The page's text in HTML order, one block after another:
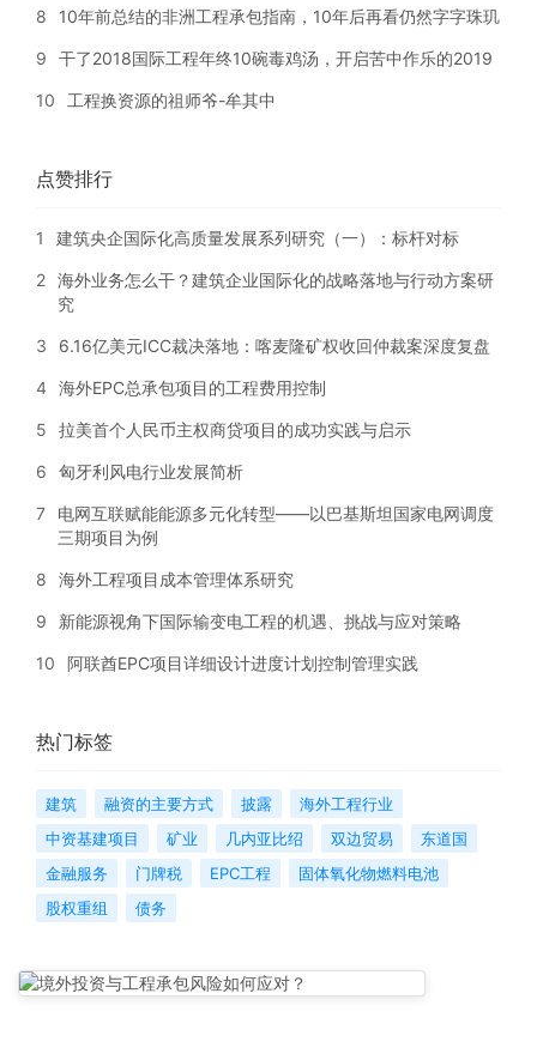
8 10年前总结的非洲工程承包指南，10年后再看仍然字字珠玑
9 干了2018国际工程年终10碗毒鸡汤，开启苦中作乐的2019
10 工程换资源的祖师爷-牟其中
点赞排行
1 建筑央企国际化高质量发展系列研究（一）：标杆对标
2 海外业务怎么干？建筑企业国际化的战略落地与行动方案研
究
3 6.16亿美元ICC裁决落地：喀麦隆矿权收回仲裁案深度复盘
4 海外EPC总承包项目的工程费用控制
5 拉美首个人民币主权商贷项目的成功实践与启示
6 匈牙利风电行业发展简析
7
电网互联赋能能源多元化转型——以巴基斯坦国家电网调度
三期项目为例
8 海外工程项目成本管理体系研究
9 新能源视角下国际输变电工程的机遇、挑战与应对策略
10 阿联酋EPC项目详细设计进度计划控制管理实践
热门标签
建筑 融资的主要方式 披露
海外工程行业
中资基建项目
矿业 几内亚比绍 双边贸易
东道国
金融服务
门牌税 EPC工程
固体氧化物燃料电池
股权重组
债务